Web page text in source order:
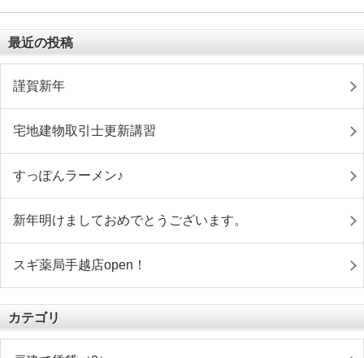
最近の投稿
謹賀新年
宅地建物取引士更新講習
すっぽんラーメン♪
新年明けましておめでとうございます。
スギ薬局手越店open！
カテゴリ